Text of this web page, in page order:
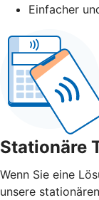
Einfacher
Stationäre
Wenn Sie eine
unsere